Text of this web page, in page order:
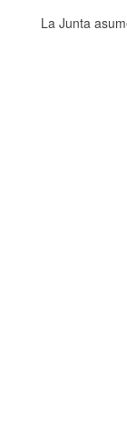
La Junta